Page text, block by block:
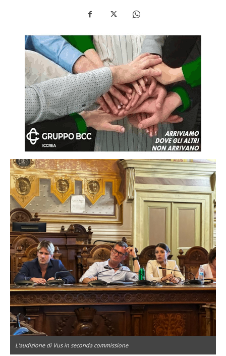
L'audizione di Vus in seconda commissione